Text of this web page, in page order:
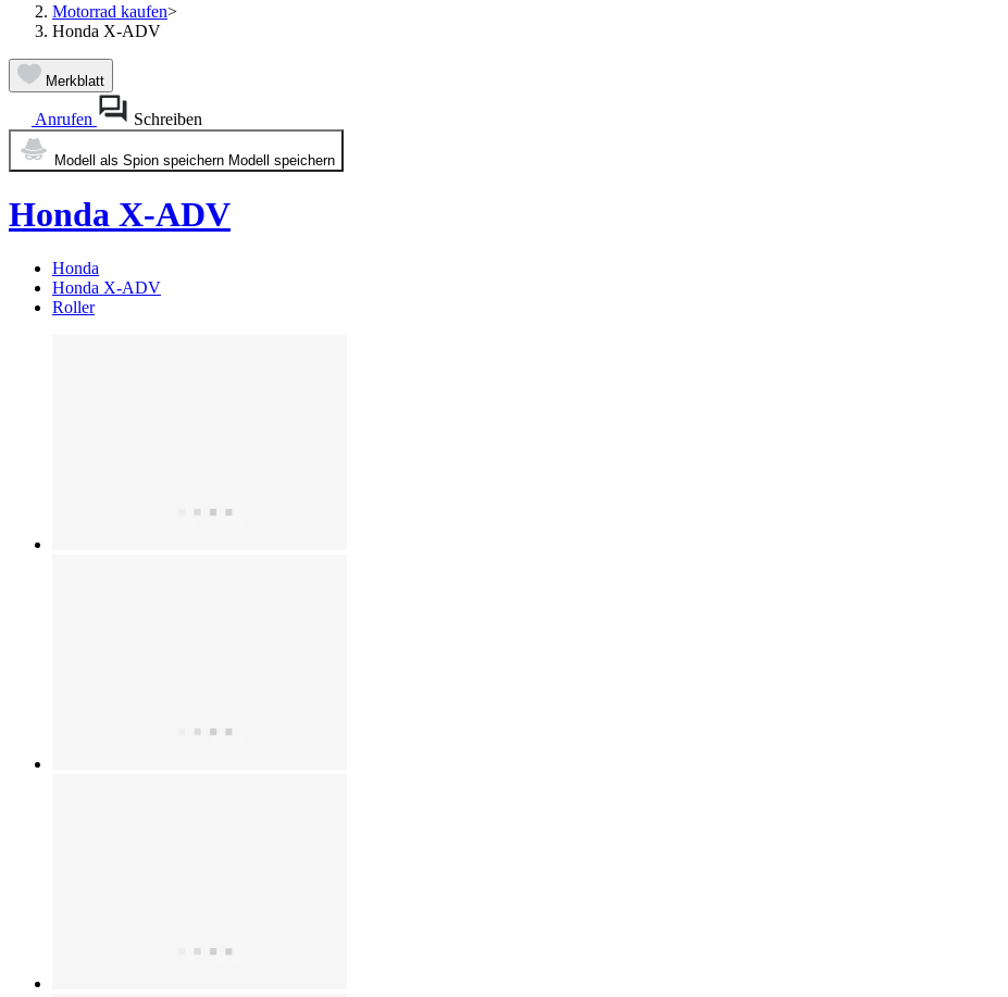
Motorrad kaufen>
Honda X-ADV
Merkblatt
Anrufen Schreiben
Modell als Spion speichern Modell speichern
Honda X-ADV
Honda
Honda X-ADV
Roller